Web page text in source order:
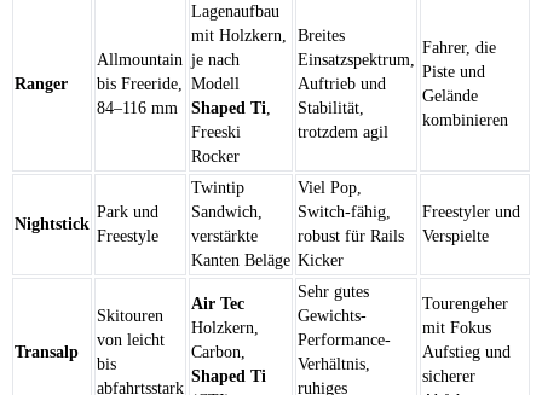
Ranger
Allmountain
bis Freeride,
84–116 mm
Lagenaufbau
mit Holzkern,
je nach
Modell
Shaped Ti,
Freeski
Rocker
Breites
Einsatzspektrum,
Auftrieb und
Stabilität,
trotzdem agil
Fahrer, die
Piste und
Gelände
kombinieren
Nightstick
Park und
Freestyle
Twintip
Sandwich,
verstärkte
Kanten Beläge
Viel Pop,
Switch-fähig,
robust für Rails
Kicker
Freestyler und
Verspielte
Transalp
Skitouren
von leicht
bis
abfahrtsstark
Air Tec
Holzkern,
Carbon,
Shaped Ti
Sehr gutes
Gewichts-
Performance-
Verhältnis,
ruhiges
Tourengeher
mit Fokus
Aufstieg und
sicherer